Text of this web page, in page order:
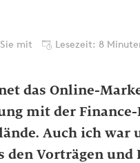
mit Lesezeit: 8
das Online-
mit der
Auch ich war
den Vorträgen